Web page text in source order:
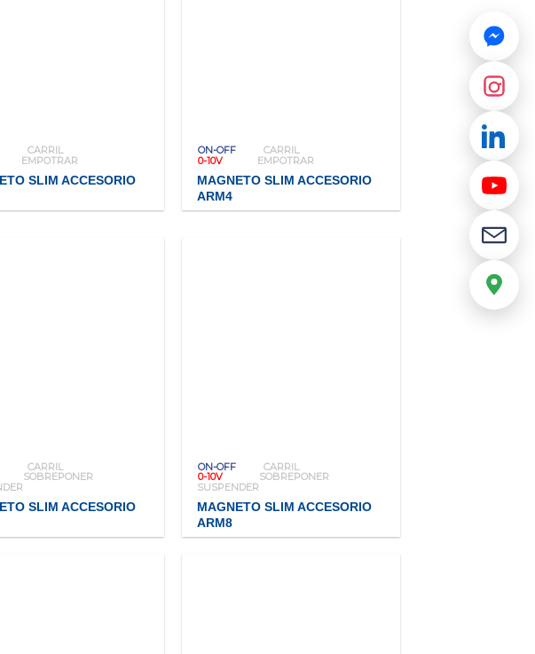
CARRIL
EMPOTRAR
SLIM ACCESORIO
ON-OFF
CARRIL
0-10V
EMPOTRAR
MAGNETO SLIM ACCESORIO
ARM4
CARRIL
SOBREPONER
SLIM ACCESORIO
ON-OFF
CARRIL
0-10V
SOBREPONER
SUSPENDER
MAGNETO SLIM ACCESORIO
ARM8